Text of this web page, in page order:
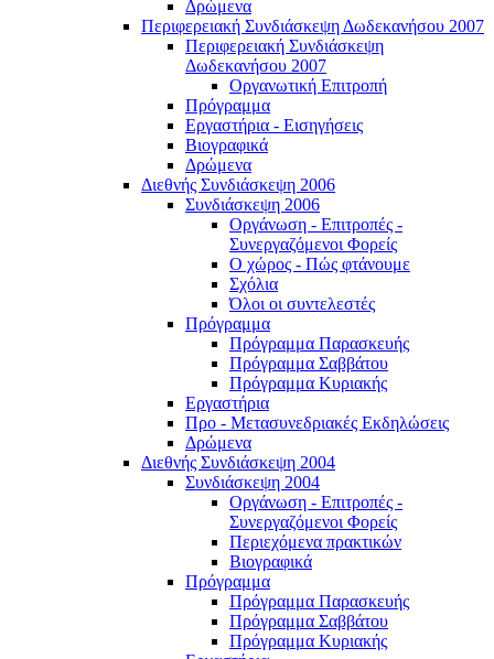
Δρώμενα
Περιφερειακή Συνδιάσκεψη Δωδεκανήσου 2007
Περιφερειακή Συνδιάσκεψη
Δωδεκανήσου 2007
Οργανωτική Επιτροπή
Πρόγραμμα
Εργαστήρια - Εισηγήσεις
Βιογραφικά
Δρώμενα
Διεθνής Συνδιάσκεψη 2006
Συνδιάσκεψη 2006
Οργάνωση - Επιτροπές -
Συνεργαζόμενοι Φορείς
Ο χώρος - Πώς φτάνουμε
Σχόλια
Όλοι οι συντελεστές
Πρόγραμμα
Πρόγραμμα Παρασκευής
Πρόγραμμα Σαββάτου
Πρόγραμμα Κυριακής
Εργαστήρια
Προ - Μετασυνεδριακές Εκδηλώσεις
Δρώμενα
Διεθνής Συνδιάσκεψη 2004
Συνδιάσκεψη 2004
Οργάνωση - Επιτροπές -
Συνεργαζόμενοι Φορείς
Περιεχόμενα πρακτικών
Βιογραφικά
Πρόγραμμα
Πρόγραμμα Παρασκευής
Πρόγραμμα Σαββάτου
Πρόγραμμα Κυριακής